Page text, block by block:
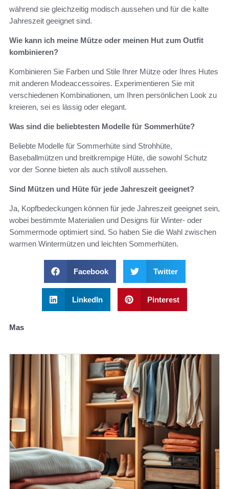
während sie gleichzeitig modisch aussehen und für die kalte
Jahreszeit geeignet sind.
Wie kann ich meine Mütze oder meinen Hut zum Outfit
kombinieren?
Kombinieren Sie Farben und Stile Ihrer Mütze oder Ihres Hutes
mit anderen Modeaccessoires. Experimentieren Sie mit
verschiedenen Kombinationen, um Ihren persönlichen Look zu
kreieren, sei es lässig oder elegant.
Was sind die beliebtesten Modelle für Sommerhüte?
Beliebte Modelle für Sommerhüte sind Strohhüte,
Baseballmützen und breitkrempige Hüte, die sowohl Schutz
vor der Sonne bieten als auch stilvoll aussehen.
Sind Mützen und Hüte für jede Jahreszeit geeignet?
Ja, Kopfbedeckungen können für jede Jahreszeit geeignet sein,
wobei bestimmte Materialien und Designs für Winter- oder
Sommermode optimiert sind. So haben Sie die Wahl zwischen
warmen Wintermützen und leichten Sommerhüten.
Facebook Twitter
LinkedIn Pinterest
Mas